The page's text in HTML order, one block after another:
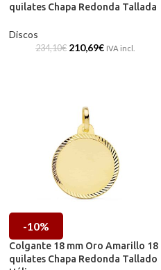
quilates Chapa Redonda Tallada
Discos
234,10€ 210,69€ IVA incl.
-10%
Colgante 18 mm Oro Amarillo 18
quilates Chapa Redonda Tallado